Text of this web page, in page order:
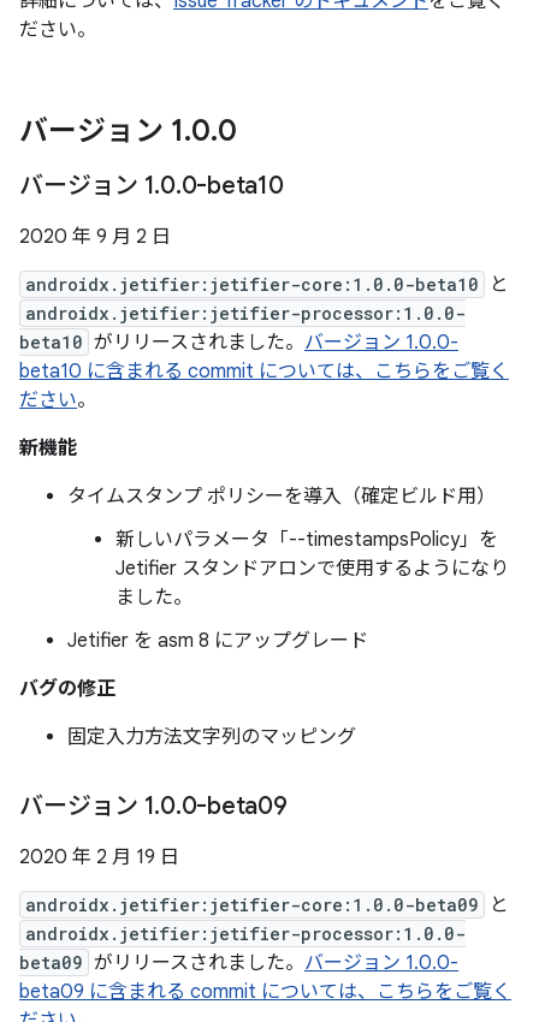
ださい。
バージョン 1.0.0
バージョン 1.0.0-beta10
2020 年 9 月 2 日
androidx.jetifier:jetifier-core:1.0.0-beta10 と
androidx.jetifier:jetifier-processor:1.0.0-
beta10 がリリースされました。 バージョン 1.0.0-
beta10 に含まれる commit については、こちらをご覧く
ださい。
新機能
タイムスタンプ ポリシーを導入（確定ビルド用）
新しいパラメータ「--timestampsPolicy」を
Jetifier スタンドアロンで使用するようになり
ました。
Jetifier を asm 8 にアップグレード
バグの修正
固定入力方法文字列のマッピング
バージョン 1.0.0-beta09
2020 年 2 月 19 日
androidx.jetifier:jetifier-core:1.0.0-beta09 と
androidx.jetifier:jetifier-processor:1.0.0-
beta09 がリリースされました。 バージョン 1.0.0-
beta09 に含まれる commit については、こちらをご覧く